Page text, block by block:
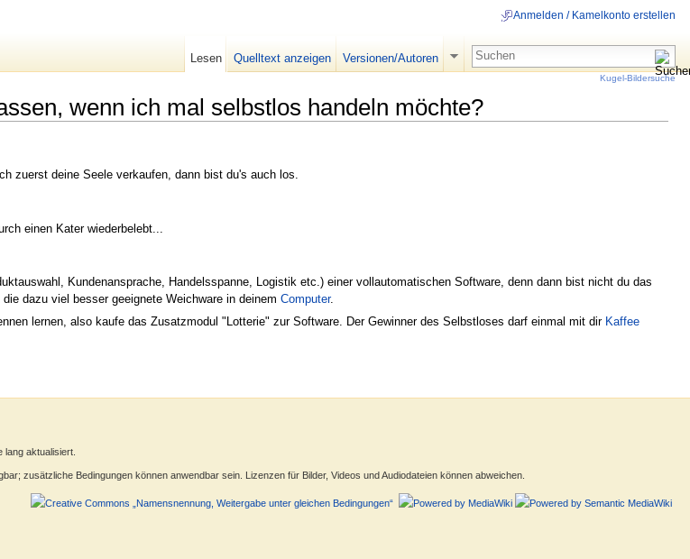
wenn ich mal selbstlos handeln möchte?
zuerst deine Seele verkaufen, dann bist du's auch los.
einen Kater wiederbelebt...
Kundenansprache, Handelsspanne, Logistik etc.) einer vollautomatischen Software, denn dann bist nicht du das
dazu viel besser geeignete Weichware in deinem Computer.
lernen, also kaufe das Zusatzmodul "Lotterie" zur Software. Der Gewinner des Selbstloses darf einmal mit dir Kaffee
Anmelden / Kamelkonto erstellen
Lesen Quelltext anzeigen Versionen/Autoren
Kugel-Bildersuche
aktualisiert.
zusätzliche Bedingungen können anwendbar sein. Lizenzen für Bilder, Videos und Audiodateien können abweichen.